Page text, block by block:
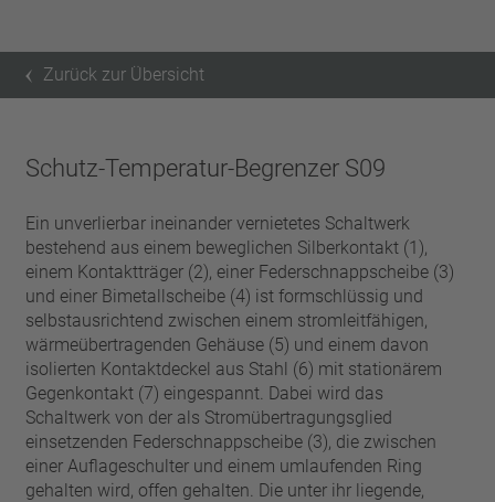
Zurück zur Übersicht
Schutz-Temperatur-Begrenzer S09
Ein unverlierbar ineinander vernietetes Schaltwerk
bestehend aus einem beweglichen Silberkontakt (1),
einem Kontaktträger (2), einer Federschnappscheibe (3)
und einer Bimetallscheibe (4) ist formschlüssig und
selbstausrichtend zwischen einem stromleitfähigen,
wärmeübertragenden Gehäuse (5) und einem davon
isolierten Kontaktdeckel aus Stahl (6) mit stationärem
Gegenkontakt (7) eingespannt. Dabei wird das
Schaltwerk von der als Stromübertragungsglied
einsetzenden Federschnappscheibe (3), die zwischen
einer Auflageschulter und einem umlaufenden Ring
gehalten wird, offen gehalten. Die unter ihr liegende,